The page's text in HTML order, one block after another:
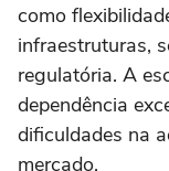
como
infraestruturas,
regulatória. A
dependência
dificuldades na
mercado.